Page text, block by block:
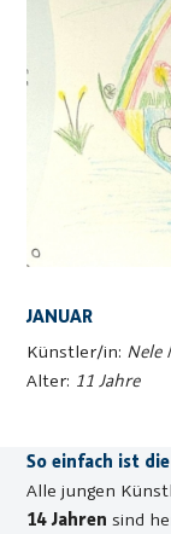
JANUAR
Künstler/in: Nele
Alter: 11 Jahre
So einfach ist
Alle jungen
14 Jahren sind